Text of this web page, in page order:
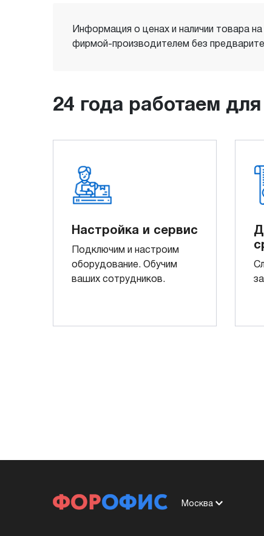
Информация о ценах и наличии товара
фирмой-производителем без
24 года работаем
Настройка и сервис
Подключим и настроим
оборудование. Обучим
ваших сотрудников.
Москва